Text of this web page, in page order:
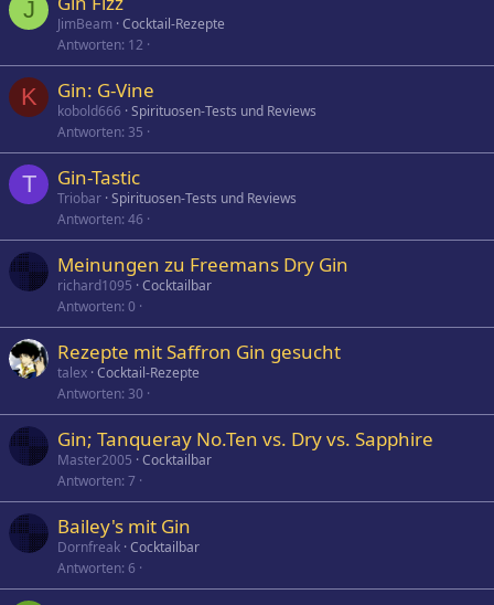
J
JimBeam Cocktail-Rezepte
Antworten 12
K Gin: G-Vine
kobold666 Spirituosen-Tests und Reviews
Antworten 35
T Gin-Tastic
Triobar Spirituosen-Tests und Reviews
Antworten 46
Meinungen zu Freemans Dry Gin
richard1095 Cocktailbar
Antworten 0
Rezepte mit Saffron Gin gesucht
talex Cocktail-Rezepte
Antworten 30
Gin; Tanqueray No.Ten vs. Dry vs. Sapphire
Master2005 Cocktailbar
Antworten 7
Bailey's mit Gin
Dornfreak Cocktailbar
Antworten 6